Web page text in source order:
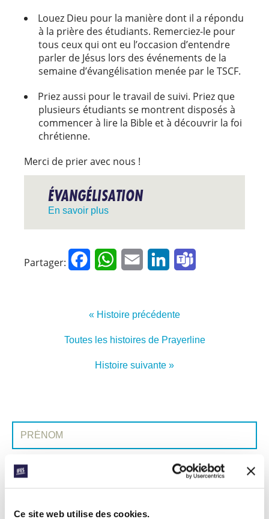
Ce site web utilise des cookies.
Louez Dieu pour la manière dont il a répondu
à la prière des étudiants. Remerciez-le pour
tous ceux qui ont eu l’occasion d’entendre
parler de Jésus lors des événements de la
semaine d’évangélisation menée par le TSCF.
Priez aussi pour le travail de suivi. Priez que
plusieurs étudiants se montrent disposés à
commencer à lire la Bible et à découvrir la foi
chrétienne.
Merci de prier avec nous !
ÉVANGÉLISATION
En savoir plus
Partager: FacebookWhatsApp
Email LinkedIn
« Histoire précédente
Toutes les histoires de Prayerline
Histoire suivante »
INSCRIVEZ-VOUS À PRAYERLINE
Prénom:
Nom: